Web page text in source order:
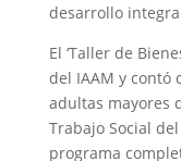
desarrollo
El ‘Taller de
del IAAM y contó
adultas mayores
Trabajo Social
programa